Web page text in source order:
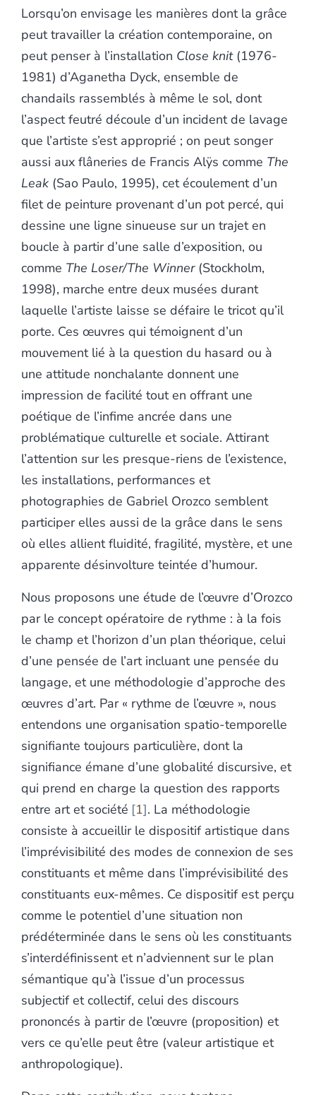
Lorsqu’on envisage les manières dont la grâce
peut travailler la création contemporaine, on
peut penser à l’installation Close knit(1976-
1981) d’Aganetha Dyck, ensemble de
chandails rassemblés à même le sol, dont
l’aspect feutré découle d’un incident de lavage
que l’artiste s’est approprié ; on peut songer
aussi aux flâneries de Francis Alÿs comme The
Leak (Sao Paulo, 1995), cet écoulement d’un
filet de peinture provenant d’un pot percé, qui
dessine une ligne sinueuse sur un trajet en
boucle à partir d’une salle d’exposition, ou
comme The Loser/The Winner(Stockholm,
1998), marche entre deux musées durant
laquelle l’artiste laisse se défaire le tricot qu’il
porte. Ces œuvres qui témoignent d’un
mouvement lié à la question du hasard ou à
une attitude nonchalante donnent une
impression de facilité tout en offrant une
poétique de l’infime ancrée dans une
problématique culturelle et sociale. Attirant
l’attention sur les presque-riens de l’existence,
les installations, performances et
photographies de Gabriel Orozco semblent
participer elles aussi de la grâce dans le sens
où elles allient fluidité, fragilité, mystère, et une
apparente désinvolture teintée d’humour.
Nous proposons une étude de l’œuvre d’Orozco
par le concept opératoire de rythme : à la fois
le champ et l’horizon d’un plan théorique, celui
d’une pensée de l’art incluant une pensée du
langage, et une méthodologie d’approche des
œuvres d’art. Par « rythme de l’œuvre », nous
entendons une organisation spatio-temporelle
signifiante toujours particulière, dont la
signifiance émane d’une globalité discursive, et
qui prend en charge la question des rapports
entre art et société 1 . La méthodologie
consiste à accueillir le dispositif artistique dans
l’imprévisibilité des modes de connexion de ses
constituants et même dans l’imprévisibilité des
constituants eux-mêmes. Ce dispositif est perçu
comme le potentiel d’une situation non
prédéterminée dans le sens où les constituants
s’interdéfinissent et n’adviennent sur le plan
sémantique qu’à l’issue d’un processus
subjectif et collectif, celui des discours
prononcés à partir de l’œuvre (proposition) et
vers ce qu’elle peut être (valeur artistique et
anthropologique).